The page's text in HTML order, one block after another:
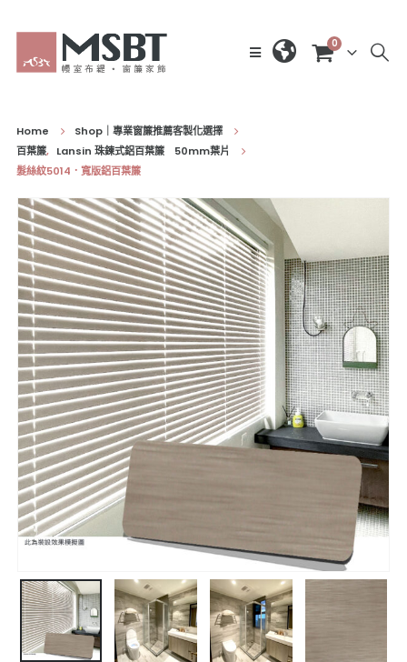
0
Home
Shop｜專業窗簾推薦客製化選擇
百葉簾, Lansin 珠鍊式鋁百葉簾 50mm葉片
髮絲紋5014．寬版鋁百葉簾